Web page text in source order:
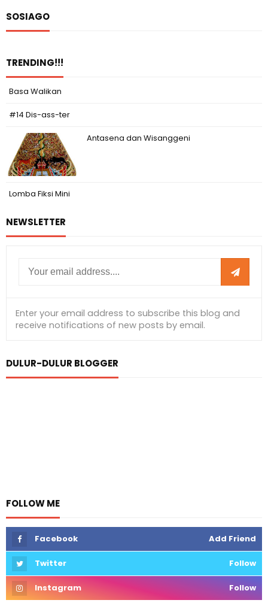
SOSIAGO
TRENDING!!!
Basa Walikan
#14 Dis-ass-ter
Antasena dan Wisanggeni
Lomba Fiksi Mini
NEWSLETTER
DULUR-DULUR BLOGGER
FOLLOW ME
Facebook Add Friend
Twitter Follow
Instagram Follow